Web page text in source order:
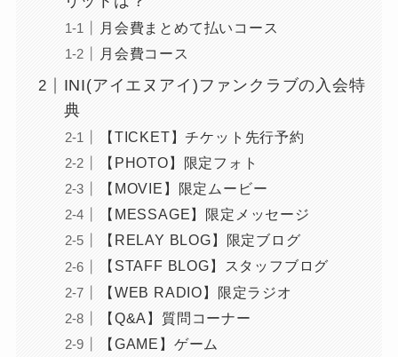
月会費まとめて払いコース
月会費コース
INI(アイエヌアイ)ファンクラブの入会特
典
【TICKET】チケット先行予約
【PHOTO】限定フォト
【MOVIE】限定ムービー
【MESSAGE】限定メッセージ
【RELAY BLOG】限定ブログ
【STAFF BLOG】スタッフブログ
【WEB RADIO】限定ラジオ
【Q&A】質問コーナー
【GAME】ゲーム